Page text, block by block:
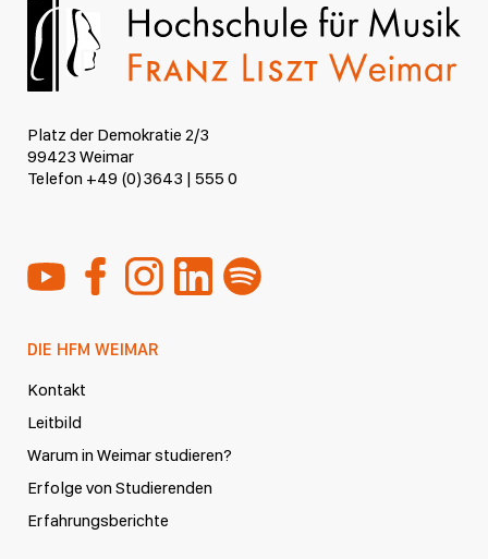
Platz der Demokratie 2/3
99423 Weimar
Telefon +49 (0)3643 | 555 0
DIE HFM WEIMAR
Kontakt
Leitbild
Warum in Weimar studieren?
Erfolge von Studierenden
Erfahrungsberichte